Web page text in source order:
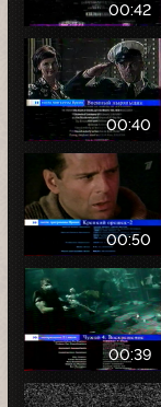
00:42
00:40
00:50
00:39